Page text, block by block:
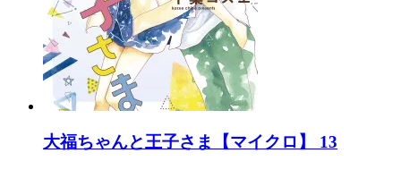
大福ちゃんと王子さま【マイクロ】 13